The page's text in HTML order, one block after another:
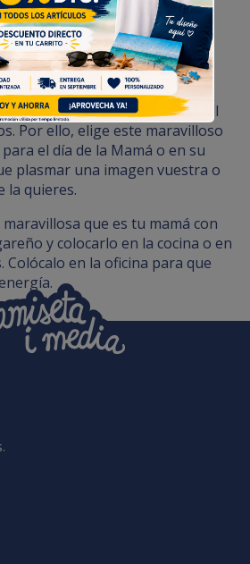
para Regalo.
que demostremos siempre el
Por ello, elige este maravilloso
el día de la Mamá o en su
plasmar una imagen vuestra o
la quieres.
que es tu mamá con
y colocarlo en la cocina o en
Colócalo en la oficina para que